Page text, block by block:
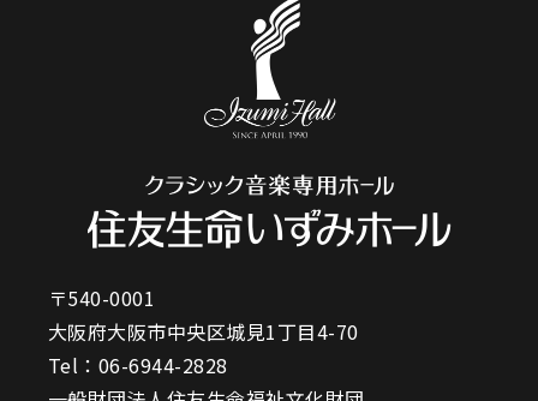
〒540-0001
大阪府大阪市中央区城見1丁目4-70
Tel： 06-6944-2828